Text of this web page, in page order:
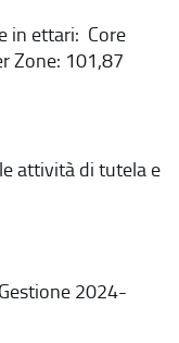
in ettari: Core
Zone: 101,87
attività di tutela e
2024-